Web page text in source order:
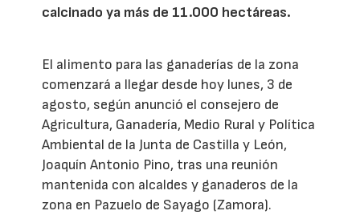
calcinado ya más de 11.000 hectáreas.
El alimento para las ganaderías de la zona
comenzará a llegar desde hoy lunes, 3 de
agosto, según anunció el consejero de
Agricultura, Ganadería, Medio Rural y Política
Ambiental de la Junta de Castilla y León,
Joaquín Antonio Pino, tras una reunión
mantenida con alcaldes y ganaderos de la
zona en Pazuelo de Sayago (Zamora).